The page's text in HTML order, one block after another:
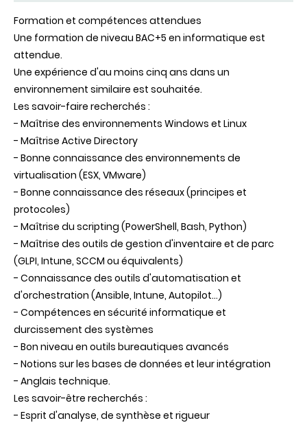
Formation et compétences attendues
Une formation de niveau BAC+5 en informatique est
attendue.
Une expérience d'au moins cinq ans dans un
environnement similaire est souhaitée.
Les savoir-faire recherchés :
- Maîtrise des environnements Windows et Linux
- Maîtrise Active Directory
- Bonne connaissance des environnements de
virtualisation (ESX, VMware)
- Bonne connaissance des réseaux (principes et
protocoles)
- Maîtrise du scripting (PowerShell, Bash, Python)
- Maîtrise des outils de gestion d'inventaire et de parc
(GLPI, Intune, SCCM ou équivalents)
- Connaissance des outils d'automatisation et
d'orchestration (Ansible, Intune, Autopilot…)
- Compétences en sécurité informatique et
durcissement des systèmes
- Bon niveau en outils bureautiques avancés
- Notions sur les bases de données et leur intégration
- Anglais technique.
Les savoir-être recherchés :
- Esprit d'analyse, de synthèse et rigueur